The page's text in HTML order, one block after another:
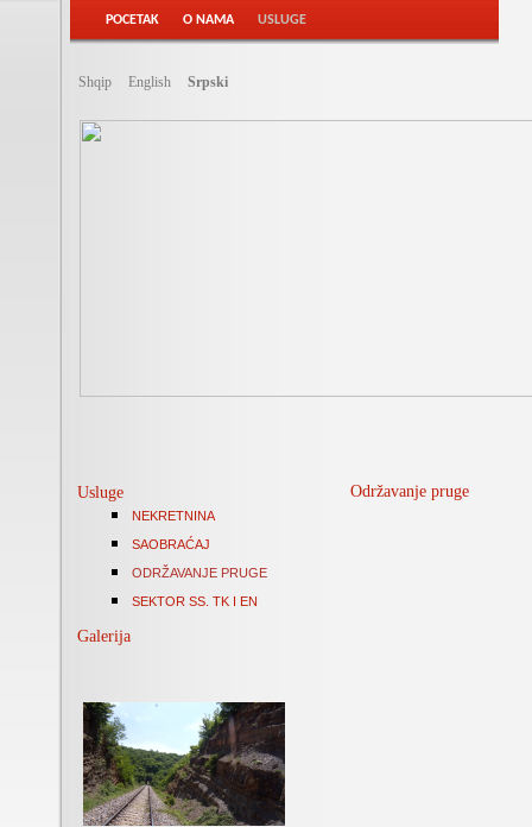
POCETAK O NAMA USLUGE
Shqip English Srpski
Usluge
NEKRETNINA
SAOBRAĆAJ
ODRŽAVANJE PRUGE
SEKTOR SS. TK I EN
Galerija
Održavanje pruge